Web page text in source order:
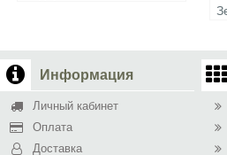
Информация
Личный кабинет
Оплата
Доставка